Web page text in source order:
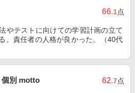
66.1点
やテストに向けての学習計画の立て
。責任者の人格が良かった。（40代
個別 motto 62.7点